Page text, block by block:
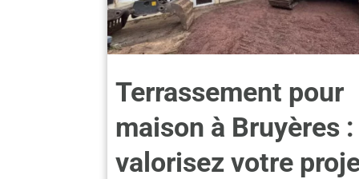
Terrassement pour
maison à Bruyères :
valorisez votre